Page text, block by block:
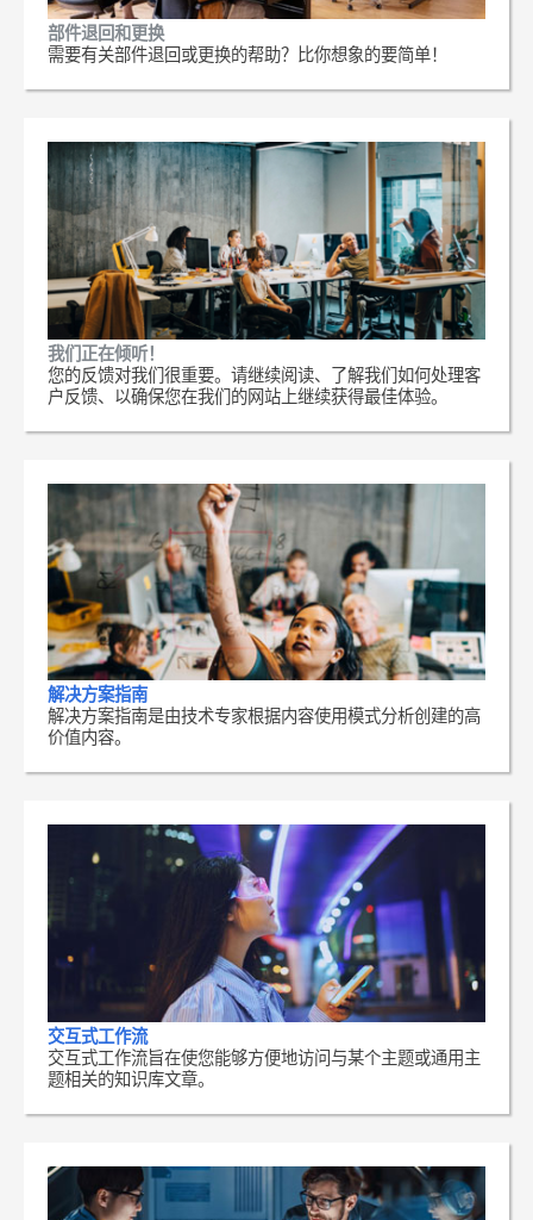
部件退回和更换
需要有关部件退回或更换的帮助？比你想象的要简单！
我们正在倾听！
您的反馈对我们很重要。请继续阅读、了解我们如何处理客
户反馈、以确保您在我们的网站上继续获得最佳体验。
解决方案指南
解决方案指南是由技术专家根据内容使用模式分析创建的高
价值内容。
交互式工作流
交互式工作流旨在使您能够方便地访问与某个主题或通用主
题相关的知识库文章。